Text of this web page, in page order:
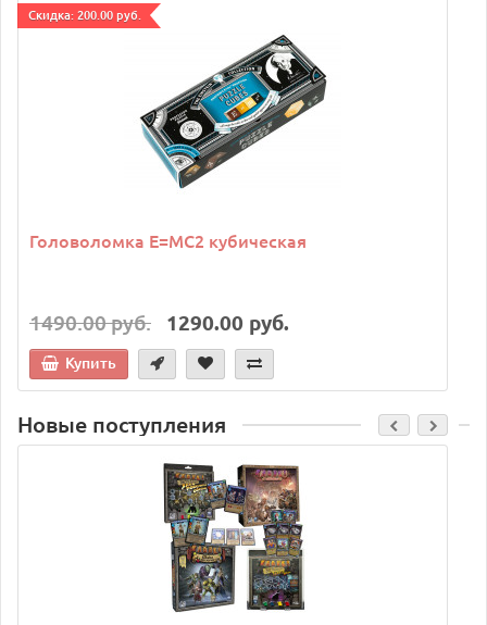
Cкидка: 200.00 руб.
Головоломка E=MC2 кубическая
1490.00 руб. 1290.00 руб.
Купить
Новые поступления